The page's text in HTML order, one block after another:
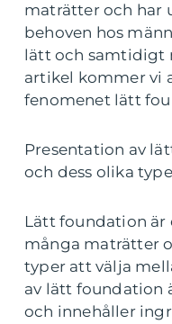
maträtter och har
behoven hos
lätt och samtidigt
artikel kommer vi
fenomenet lätt
Presentation av
och dess olika
Lätt foundation
många maträtter
typer att välja
av lätt foundation
och innehåller